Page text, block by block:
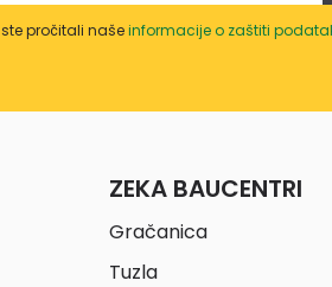
pročitali našeinformacije o zaštiti
ZEKA BAUCENTRI
Gračanica
Tuzla